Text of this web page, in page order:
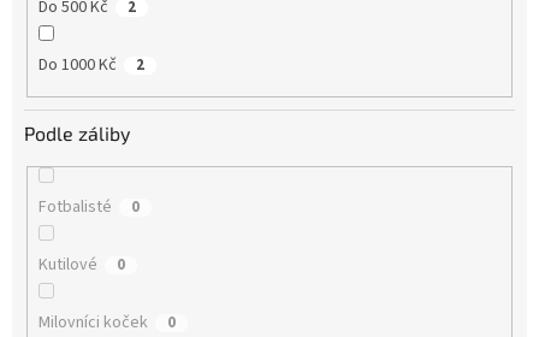
Do 500 Kč 2
Do 1000 Kč 2
Podle záliby
Fotbalisté 0
Kutilové 0
Milovníci koček 0